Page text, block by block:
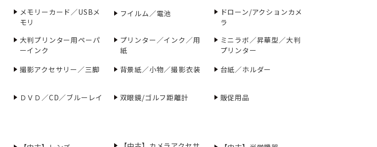
メモリーカード／USBメ
モリ
フイルム／電池
ドローン/アクションカメ
ラ
大判プリンター用ペーパ
ーインク
プリンター／インク／用
紙
ミニラボ／昇華型／大判
プリンター
撮影アクセサリー／三脚 背景紙／小物／撮影衣装 台紙／ホルダー
ＤＶＤ／CD／ブルーレイ 双眼鏡/ゴルフ距離計 販促用品